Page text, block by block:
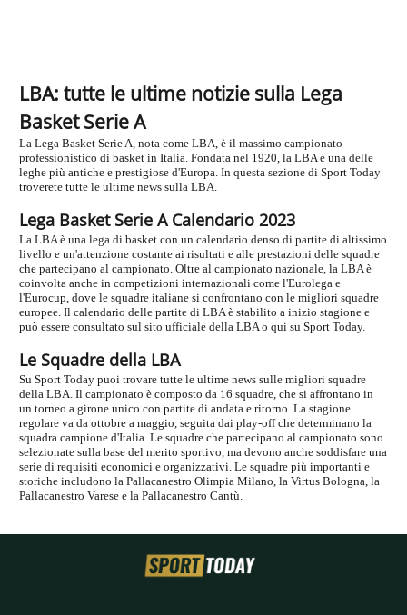
LBA: tutte le ultime notizie sulla Lega
Basket Serie A
La Lega Basket Serie A, nota come LBA, è il massimo campionato
professionistico di basket in Italia. Fondata nel 1920, la LBA è una delle
leghe più antiche e prestigiose d'Europa. In questa sezione di Sport Today
troverete tutte le ultime news sulla LBA.
Lega Basket Serie A Calendario 2023
La LBA è una lega di basket con un calendario denso di partite di altissimo
livello e un'attenzione costante ai risultati e alle prestazioni delle squadre
che partecipano al campionato. Oltre al campionato nazionale, la LBA è
coinvolta anche in competizioni internazionali come l'Eurolega e
l'Eurocup, dove le squadre italiane si confrontano con le migliori squadre
europee. Il calendario delle partite di LBA è stabilito a inizio stagione e
può essere consultato sul sito ufficiale della LBA o qui su Sport Today.
Le Squadre della LBA
Su Sport Today puoi trovare tutte le ultime news sulle migliori squadre
della LBA. Il campionato è composto da 16 squadre, che si affrontano in
un torneo a girone unico con partite di andata e ritorno. La stagione
regolare va da ottobre a maggio, seguita dai play-off che determinano la
squadra campione d'Italia. Le squadre che partecipano al campionato sono
selezionate sulla base del merito sportivo, ma devono anche soddisfare una
serie di requisiti economici e organizzativi. Le squadre più importanti e
storiche includono la Pallacanestro Olimpia Milano, la Virtus Bologna, la
Pallacanestro Varese e la Pallacanestro Cantù.